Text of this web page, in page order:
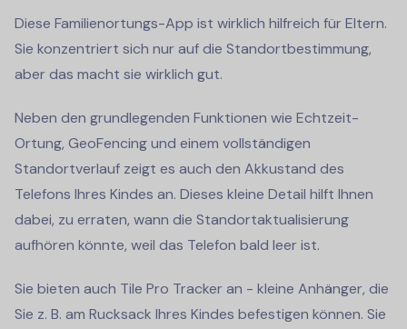
Diese Familienortungs-App ist wirklich hilfreich für Eltern.
Sie konzentriert sich nur auf die Standortbestimmung,
aber das macht sie wirklich gut.
Neben den grundlegenden Funktionen wie Echtzeit-
Ortung, GeoFencing und einem vollständigen
Standortverlauf zeigt es auch den Akkustand des
Telefons Ihres Kindes an. Dieses kleine Detail hilft Ihnen
dabei, zu erraten, wann die Standortaktualisierung
aufhören könnte, weil das Telefon bald leer ist.
Sie bieten auch Tile Pro Tracker an - kleine Anhänger, die
Sie z. B. am Rucksack Ihres Kindes befestigen können. Sie